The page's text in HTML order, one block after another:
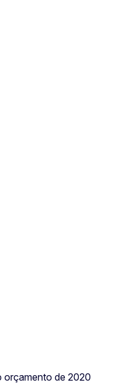
orçamento de 2020